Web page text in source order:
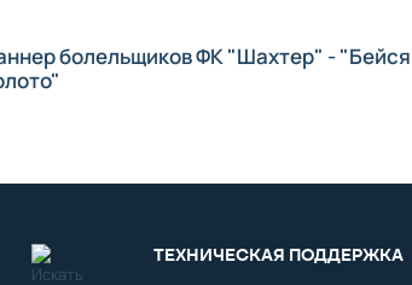
болельщиков ФК "Шахтер" - "Бейся
ТЕХНИЧЕСКАЯ ПОДДЕРЖКА